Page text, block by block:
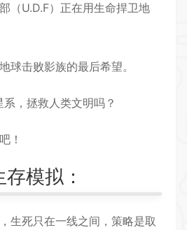
（U.D.F）正在用生命捍卫地
球击败影族的最后希望。
，拯救人类文明吗？
！
模拟：
生死只在一线之间，策略是取